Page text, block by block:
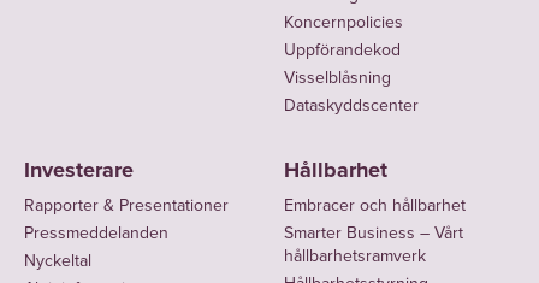
Koncernpolicies
Uppförandekod
Visselblåsning
Dataskyddscenter
Investerare
Rapporter & Presentationer
Pressmeddelanden
Nyckeltal
Hållbarhet
Embracer och hållbarhet
Smarter Business – Vårt
hållbarhetsramverk